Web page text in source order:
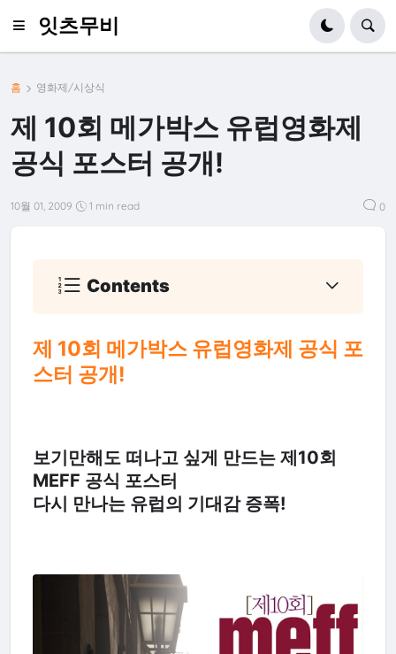
잇츠무비
홈 영화제/시상식
제 10회 메가박스 유럽영화제
공식 포스터 공개!
10월 01, 2009 1 min read 0
Contents
제 10회 메가박스 유럽영화제 공식 포
스터 공개!
보기만해도 떠나고 싶게 만드는 제10회
MEFF 공식 포스터
다시 만나는 유럽의 기대감 증폭!